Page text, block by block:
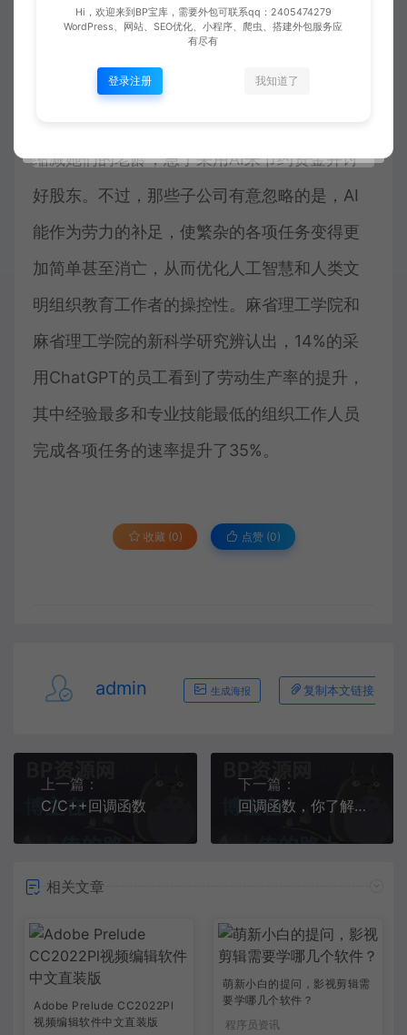
作，但矽谷的代替品可能将已经在路上。本月
初，一份劳力调查报告揭示，三月份，虽然人
工智慧的直接影响，近4000个岗位消亡。随著
缩减她们的老龄，急于采用AI来节约资金并讨
好股东。不过，那些子公司有意忽略的是，AI
能作为劳力的补足，使繁杂的各项任务变得更
加简单甚至消亡，从而优化人工智慧和人类文
明组织教育工作者的操控性。麻省理工学院和
麻省理工学院的新科学研究辨认出，14%的采
用ChatGPT的员工看到了劳动生产率的提升，
其中经验最多和专业技能最低的组织工作人员
完成各项任务的速率提升了35%。
收藏 (0) 点赞 (0)
admin 生成海报 复制本文链接
上一篇：
C/C++回调函数
下一篇：
回调函数，你了解多少
相关文章
Adobe Prelude CC2022Pl
视频编辑软件中文直装版
萌新小白的提问，影视剪辑需
要学哪几个软件？
程序员资讯
Hi，欢迎来到BP宝库，需要外包可联系qq：2405474279
WordPress、网站、SEO优化、小程序、爬虫、搭建外包服务应
有尽有
登录注册 我知道了